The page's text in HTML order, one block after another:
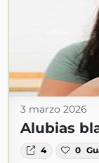
3 marzo 2026
Alubias
4 0